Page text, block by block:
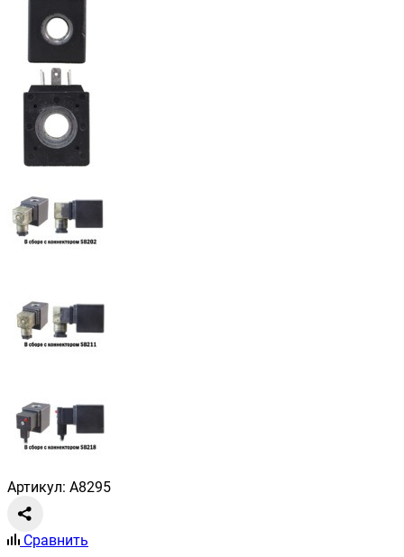
Артикул: A8295
Сравнить